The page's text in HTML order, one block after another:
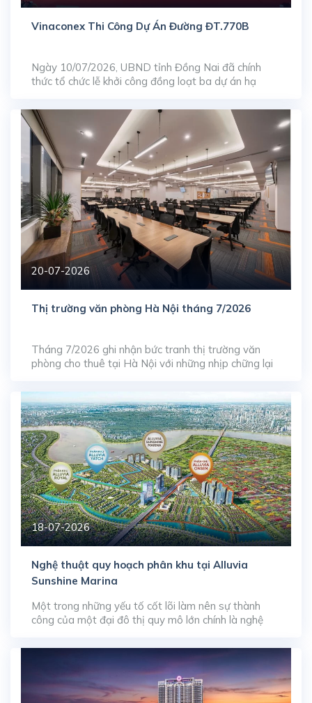
Vinaconex Thi Công Dự Án Đường ĐT.770B
Ngày 10/07/2026, UBND tỉnh Đồng Nai đã chính
thức tổ chức lễ khởi công đồng loạt ba dự án hạ
rộng đường ĐT.769, xây dựng mới đường ĐT.770B
và tuyến ĐT.773. Trong đó, tuyến đường ĐT.770B
do Tổng công ty Cổ phần Xuất nhập khẩu […]
20-07-2026
Thị trường văn phòng Hà Nội tháng 7/2026
Tháng 7/2026 ghi nhận bức tranh thị trường văn
phòng cho thuê tại Hà Nội với những nhịp chững lại
tự điều tiết của thị trường trước làn sóng gia tăng
nguồn cung dạt dào từ giai đoạn trước. Dù tỷ lệ lấp
đầy […]
18-07-2026
Nghệ thuật quy hoạch phân khu tại Alluvia
Sunshine Marina
Một trong những yếu tố cốt lõi làm nên sự thành
công của một đại đô thị quy mô lớn chính là nghệ
Tại đại dự án Alluvia City, phân khu mở màn Alluvia
Sunshine Marina rộng 55 ha đang chứng minh tư duy